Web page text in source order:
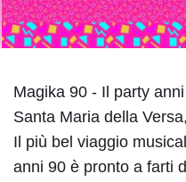
Magika 90 - Il party
Santa Maria della
Il più bel viaggio
anni 90 è pronto a farti
Regolazione dei
Inverti i colori